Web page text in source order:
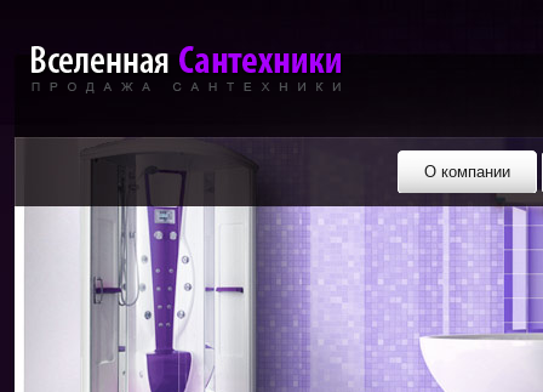
О компании